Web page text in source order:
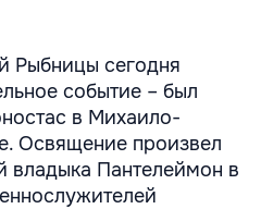
Рыбницы сегодня
событие – был
в Михаило-
Освящение произвел
владыка Пантелеймон в